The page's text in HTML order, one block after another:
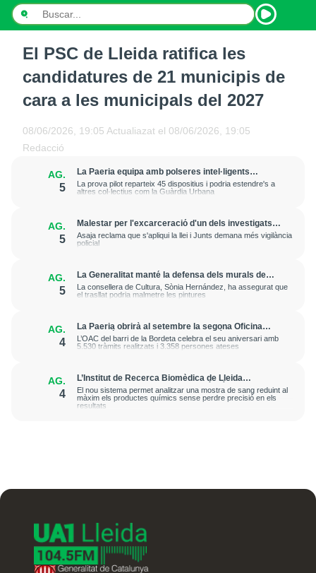
NOTÍCIES
ESPORTS
El PSC de Lleida ratifica les
candidatures de 21 municipis de
cara a les municipals del 2027
08/06/2026, 19:05 Actualiazat el 08/06/2026, 19:05
Redacció
AG.
5
La Paeria equipa amb polseres intel·ligents
treballadors municipals que fan feina al carrer per
prevenir cops de calor
La prova pilot reparteix 45 dispositius i podria estendre's a
altres col·lectius com la Guàrdia Urbana
AG.
5
Malestar per l'excarceració d'un dels investigats
per l'onada de robatoris i incendis a cases de
l'Horta de Lleida
Asaja reclama que s'apliqui la llei i Junts demana més vigilància
policial
AG.
5
La Generalitat manté la defensa dels murals de
Sixena i aposta per esgotar la via judicial
La consellera de Cultura, Sònia Hernández, ha assegurat que
el trasllat podria malmetre les pintures
AG.
4
La Paeria obrirà al setembre la segona Oficina
d’Atenció Ciutadana de Barri al Secà de Sant Pere
L’OAC del barri de la Bordeta celebra el seu aniversari amb
5.530 tràmits realitzats i 3.358 persones ateses
AG.
4
L’Institut de Recerca Biomèdica de Lleida
desenvolupa una metodologia més ràpida i
sostenible per avançar en la medicina de precisió
El nou sistema permet analitzar una mostra de sang reduint al
màxim els productes químics sense perdre precisió en els
resultats